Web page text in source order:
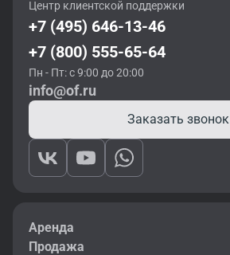
Центр клиентской поддержки
+7 (495) 646-13-46
+7 (800) 555-65-64
Пн - Пт: с 9:00 до 20:00
info@of.ru
Заказать звонок
Аренда
Продажа